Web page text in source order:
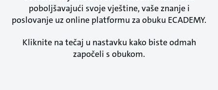
poboljšavajući svoje vještine, vaše znanje i
poslovanje uz online platformu za obuku ECADEMY.
Kliknite na tečaj u nastavku kako biste odmah
započeli s obukom.